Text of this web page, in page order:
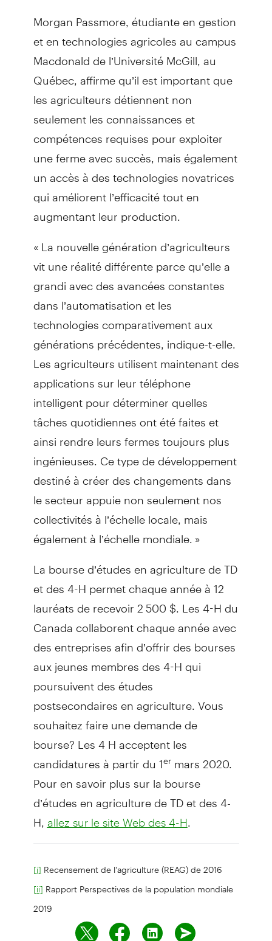
Morgan Passmore, étudiante en gestion
et en technologies agricoles au campus
Macdonald de l’Université McGill, au
Québec, affirme qu’il est important que
les agriculteurs détiennent non
seulement les connaissances et
compétences requises pour exploiter
une ferme avec succès, mais également
un accès à des technologies novatrices
qui améliorent l’efficacité tout en
augmentant leur production.
« La nouvelle génération d’agriculteurs
vit une réalité différente parce qu’elle a
grandi avec des avancées constantes
dans l’automatisation et les
technologies comparativement aux
générations précédentes, indique-t-elle.
Les agriculteurs utilisent maintenant des
applications sur leur téléphone
intelligent pour déterminer quelles
tâches quotidiennes ont été faites et
ainsi rendre leurs fermes toujours plus
ingénieuses. Ce type de développement
destiné à créer des changements dans
le secteur appuie non seulement nos
collectivités à l’échelle locale, mais
également à l’échelle mondiale. »
La bourse d’études en agriculture de TD
et des 4-H permet chaque année à 12
lauréats de recevoir 2 500 $. Les 4-H du
Canada collaborent chaque année avec
des entreprises afin d’offrir des bourses
aux jeunes membres des 4-H qui
poursuivent des études
postsecondaires en agriculture. Vous
souhaitez faire une demande de
bourse? Les 4 H acceptent les
candidatures à partir du 1ermars 2020.
Pour en savoir plus sur la bourse
d’études en agriculture de TD et des 4-
H, allez sur le site Web des 4-H
[i] Recensement de l’agriculture (REAG) de 2016
[ii] Rapport Perspectives de la population mondiale
2019